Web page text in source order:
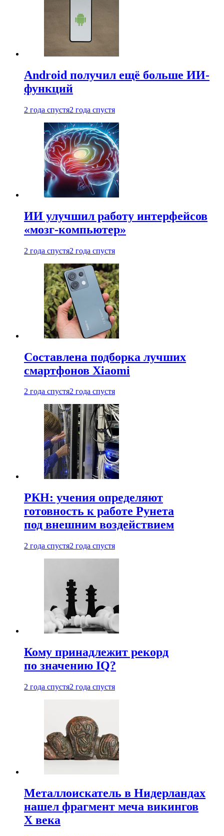
Android получил ещё больше ИИ-
функций
2 года спустя2 года спустя
ИИ улучшил работу интерфейсов
«мозг-компьютер»
2 года спустя2 года спустя
Составлена подборка лучших
смартфонов Xiaomi
2 года спустя2 года спустя
РКН: учения определяют
готовность к работе Рунета
под внешним воздействием
2 года спустя2 года спустя
Кому принадлежит рекорд
по значению IQ?
2 года спустя2 года спустя
Металлоискатель в Нидерландах
нашел фрагмент меча викингов
X века